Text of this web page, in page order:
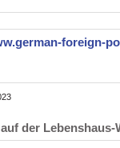
foreign-
der